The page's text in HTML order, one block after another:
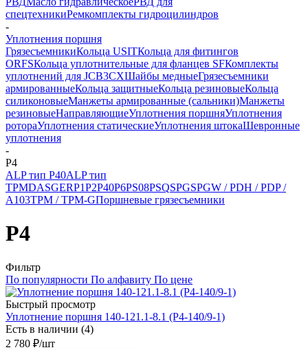
спецтехникиРемкомплекты гидроцилиндров
-
Уплотнения поршня
ГрязесъемникиКольца USITКольца для фитингов
ORFSКольца уплотнительные для фланцев SFКомплекты
уплотнений для JCB3CXШайбы медныеГрязесъемники
армированныеКольца защитныеКольца резиновыеКольца
силиконовыеМанжеты армированные (сальники)Манжеты
резиновыеНаправляющиеУплотнения поршняУплотнения
ротораУплотнения статическиеУплотнения штокаШевронные
уплотнения
-
P4
ALP тип P40ALP тип
TPMDASGERP1P2P40P6PS08PSQSPGSPGW / PDH / PDP /
A103TPM / TPM-GПоршневые грязесъемники
P4
Фильтр
По популярности По алфавиту По цене
Быстрый просмотр
Уплотнение поршня 140-121.1-8.1 (P4-140/9-1)
Есть в наличии (4)
2 780 ₽/шт